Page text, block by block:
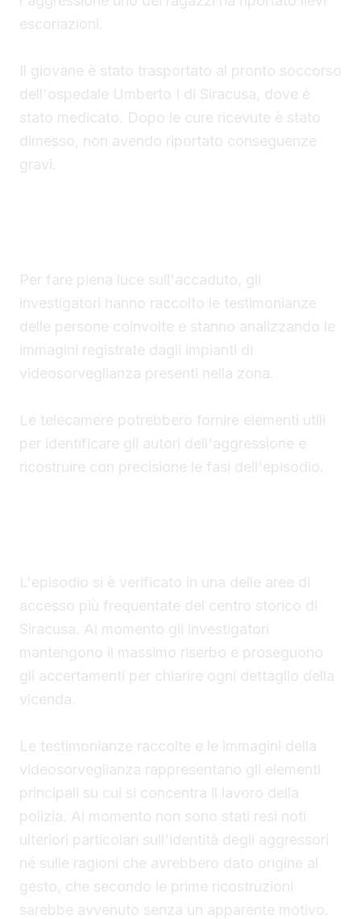
escoriazioni.
Il giovane è stato trasportato al pronto soccorso
dell'ospedale Umberto I di Siracusa, dove è
stato medicato. Dopo le cure ricevute è stato
dimesso, non avendo riportato conseguenze
gravi.
Per fare piena luce sull'accaduto, gli
investigatori hanno raccolto le testimonianze
delle persone coinvolte e stanno analizzando le
immagini registrate dagli impianti di
videosorveglianza presenti nella zona.
Le telecamere potrebbero fornire elementi utili
per identificare gli autori dell'aggressione e
ricostruire con precisione le fasi dell'episodio.
L'episodio si è verificato in una delle aree di
accesso più frequentate del centro storico di
Siracusa. Al momento gli investigatori
mantengono il massimo riserbo e proseguono
gli accertamenti per chiarire ogni dettaglio della
vicenda.
Le testimonianze raccolte e le immagini della
videosorveglianza rappresentano gli elementi
principali su cui si concentra il lavoro della
polizia. Al momento non sono stati resi noti
ulteriori particolari sull'identità degli aggressori
né sulle ragioni che avrebbero dato origine al
gesto, che secondo le prime ricostruzioni
sarebbe avvenuto senza un apparente motivo.